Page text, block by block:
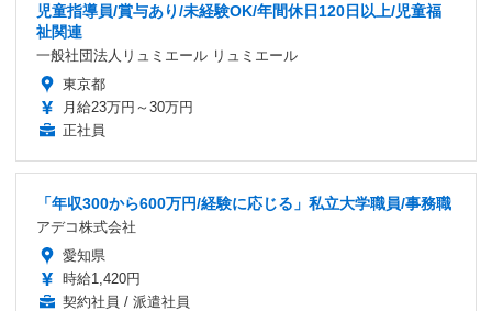
児童指導員/賞与あり/未経験OK/年間休日120日以上/児童福
祉関連
一般社団法人リュミエール リュミエール
東京都
月給23万円～30万円
正社員
「年収300から600万円/経験に応じる」私立大学職員/事務職
アデコ株式会社
愛知県
時給1,420円
契約社員 / 派遣社員